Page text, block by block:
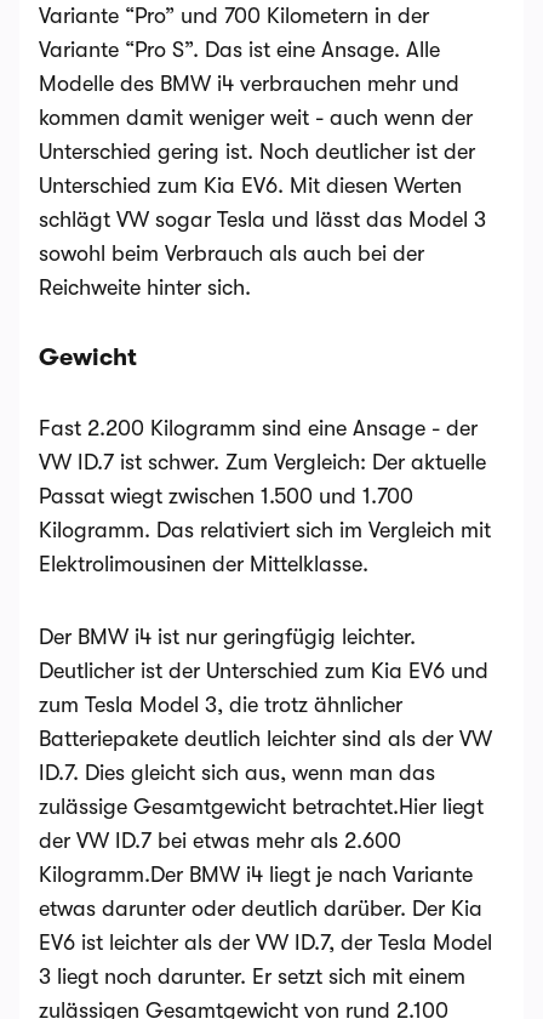
Variante “Pro” und 700 Kilometern in der
Variante “Pro S”. Das ist eine Ansage. Alle
Modelle des BMW i4 verbrauchen mehr und
kommen damit weniger weit - auch wenn der
Unterschied gering ist. Noch deutlicher ist der
Unterschied zum Kia EV6. Mit diesen Werten
schlägt VW sogar Tesla und lässt das Model 3
sowohl beim Verbrauch als auch bei der
Reichweite hinter sich.
Gewicht
Fast 2.200 Kilogramm sind eine Ansage - der
VW ID.7 ist schwer. Zum Vergleich: Der aktuelle
Passat wiegt zwischen 1.500 und 1.700
Kilogramm. Das relativiert sich im Vergleich mit
Elektrolimousinen der Mittelklasse.
Der BMW i4 ist nur geringfügig leichter.
Deutlicher ist der Unterschied zum Kia EV6 und
zum Tesla Model 3, die trotz ähnlicher
Batteriepakete deutlich leichter sind als der VW
ID.7. Dies gleicht sich aus, wenn man das
zulässige Gesamtgewicht betrachtet.Hier liegt
der VW ID.7 bei etwas mehr als 2.600
Kilogramm.Der BMW i4 liegt je nach Variante
etwas darunter oder deutlich darüber. Der Kia
EV6 ist leichter als der VW ID.7, der Tesla Model
3 liegt noch darunter. Er setzt sich mit einem
zulässigen Gesamtgewicht von rund 2.100